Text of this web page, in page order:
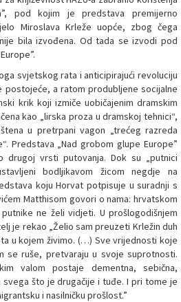
pod kojim je predstava premijerno
Miroslava Krleže uopće, zbog čega
bila izvođena. Od tada se izvodi pod
svjetskog rata i anticipirajući revoluciju
a ratom produbljene socijalne
krik koji izmiče uobičajenim dramskim
kao „lirska proza u dramskoj tehnici“,
u pretrpani vagon „trećeg razreda
Predstava „Nad grobom glupe Europe”
vrsti putovanja. Dok su „putnici
bodljikavom žicom negdje na
koju Horvat potpisuje u suradnji s
Matthisom govori o nama: hrvatskom
ne želi vidjeti. U prošlogodišnjem
je rekao „Želio sam preuzeti Krležin duh
u kojem živimo. (…) Sve vrijednosti koje
se ruše, pretvaraju u svoje suprotnosti.
valom postaje dementna, sebična,
što je drugačije i tuđe. I pri tome je
i nasilničku prošlost.”